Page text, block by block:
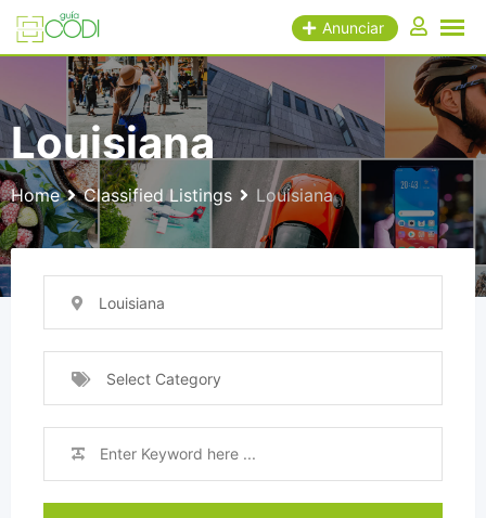
Skip
Anunciar
Louisiana
Home Classified Listings Louisiana
Louisiana
Select Category